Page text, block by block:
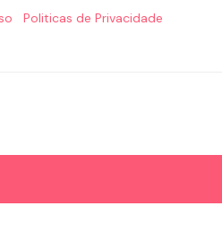
Politicas de Privacidade